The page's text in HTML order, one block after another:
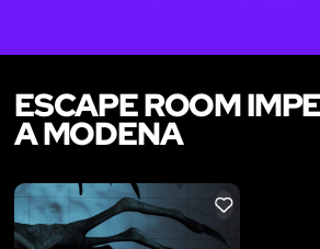
ESCAPE ROOM
A MODENA
LIKE